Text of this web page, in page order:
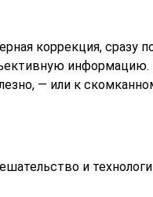
коррекция, сразу
информацию.
— или к
и